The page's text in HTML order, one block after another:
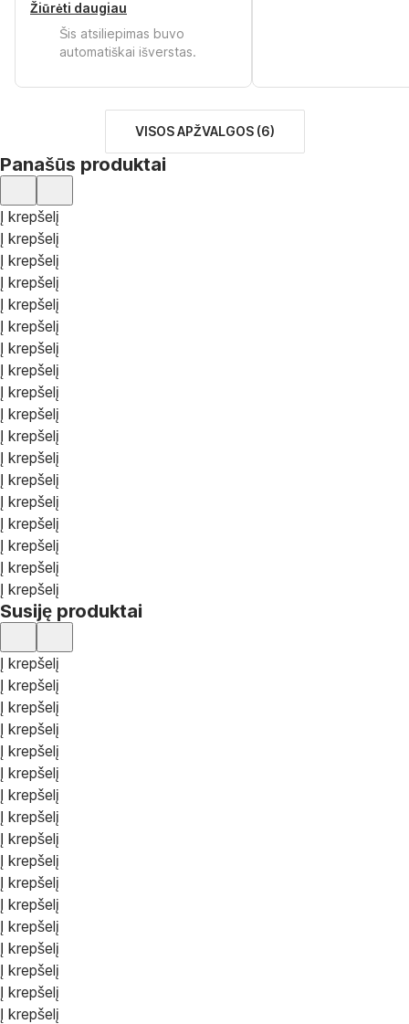
Žiūrėti daugiau
Šis atsiliepimas buvo
automatiškai išverstas.
VISOS APŽVALGOS(6)
Panašūs produktai
Į krepšelį
Į krepšelį
Į krepšelį
Į krepšelį
Į krepšelį
Į krepšelį
Į krepšelį
Į krepšelį
Į krepšelį
Į krepšelį
Į krepšelį
Į krepšelį
Į krepšelį
Į krepšelį
Į krepšelį
Į krepšelį
Į krepšelį
Į krepšelį
Susiję produktai
Į krepšelį
Į krepšelį
Į krepšelį
Į krepšelį
Į krepšelį
Į krepšelį
Į krepšelį
Į krepšelį
Į krepšelį
Į krepšelį
Į krepšelį
Į krepšelį
Į krepšelį
Į krepšelį
Į krepšelį
Į krepšelį
Į krepšelį